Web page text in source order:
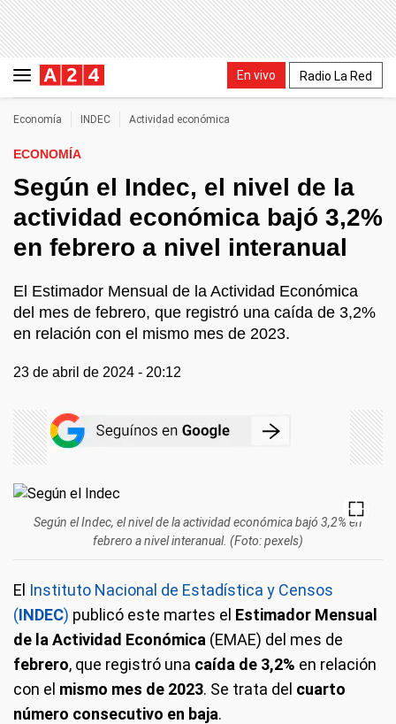
En vivo Radio La Red
Economía INDEC Actividad económica
ECONOMÍA
Según el Indec, el nivel de la
actividad económica bajó 3,2%
en febrero a nivel interanual
El Estimador Mensual de la Actividad Económica
del mes de febrero, que registró una caída de 3,2%
en relación con el mismo mes de 2023.
23 de abril de 2024 - 20:12
Según el Indec, el nivel de la actividad económica bajó 3,2% en
febrero a nivel interanual. (Foto: pexels)
El Instituto Nacional de Estadística y Censos
(INDEC) publicó este martes el Estimador Mensual
de la Actividad Económica (EMAE) del mes de
febrero, que registró una caída de 3,2% en relación
con el mismo mes de 2023. Se trata del cuarto
número consecutivo en baja.